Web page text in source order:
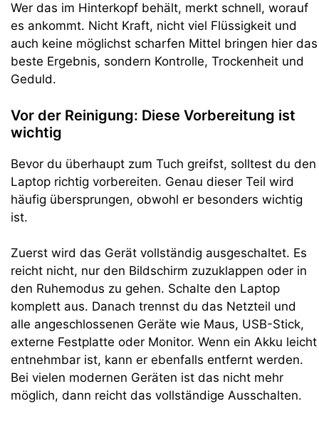
Wer das im Hinterkopf behält, merkt schnell, worauf
es ankommt. Nicht Kraft, nicht viel Flüssigkeit und
auch keine möglichst scharfen Mittel bringen hier das
beste Ergebnis, sondern Kontrolle, Trockenheit und
Geduld.
Vor der Reinigung: Diese Vorbereitung ist
wichtig
Bevor du überhaupt zum Tuch greifst, solltest du den
Laptop richtig vorbereiten. Genau dieser Teil wird
häufig übersprungen, obwohl er besonders wichtig
ist.
Zuerst wird das Gerät vollständig ausgeschaltet. Es
reicht nicht, nur den Bildschirm zuzuklappen oder in
den Ruhemodus zu gehen. Schalte den Laptop
komplett aus. Danach trennst du das Netzteil und
alle angeschlossenen Geräte wie Maus, USB-Stick,
externe Festplatte oder Monitor. Wenn ein Akku leicht
entnehmbar ist, kann er ebenfalls entfernt werden.
Bei vielen modernen Geräten ist das nicht mehr
möglich, dann reicht das vollständige Ausschalten.